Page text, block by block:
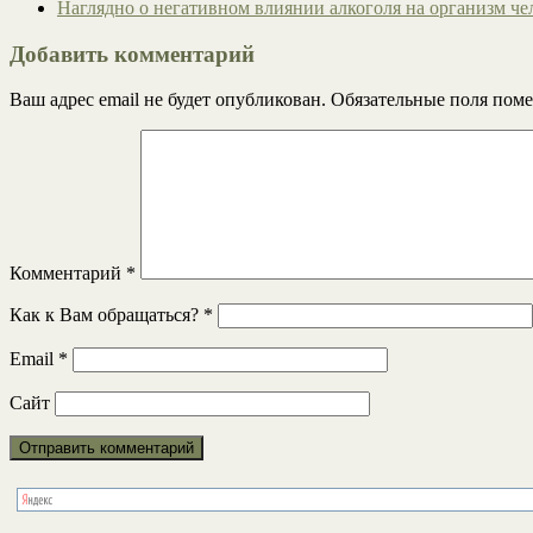
Наглядно о негативном влиянии алкоголя на организм
Добавить комментарий
Ваш адрес email не будет опубликован. Обязательные поля
Комментарий *
Как к Вам обращаться? *
Email *
Сайт